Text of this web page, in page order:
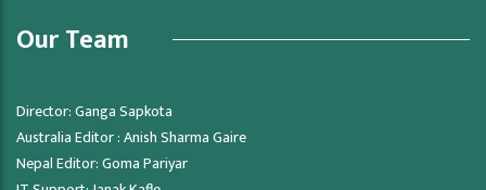
Our Team
Director: Ganga Sapkota
Australia Editor : Anish Sharma Gaire
Nepal Editor: Goma Pariyar